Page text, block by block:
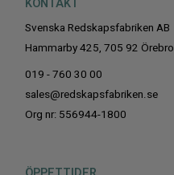
Svenska Redskapsfabriken AB
Hammarby 425, 705 92 Örebro
019 - 760 30 00
sales@redskapsfabriken.se
Org nr: 556944-1800